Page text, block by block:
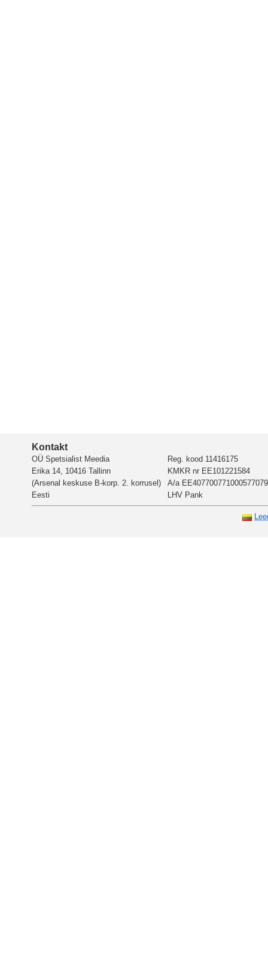
Kontakt
OÜ Spetsialist Meedia
Erika 14, 10416 Tallinn
(Arsenal keskuse B-korp. 2. korrusel)
Eesti
Reg. kood 11416175
KMKR nr EE101221584
A/a EE407700771000577079
LHV Pank